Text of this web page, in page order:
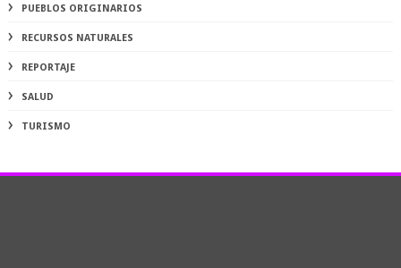
PUEBLOS ORIGINARIOS
RECURSOS NATURALES
REPORTAJE
SALUD
TURISMO